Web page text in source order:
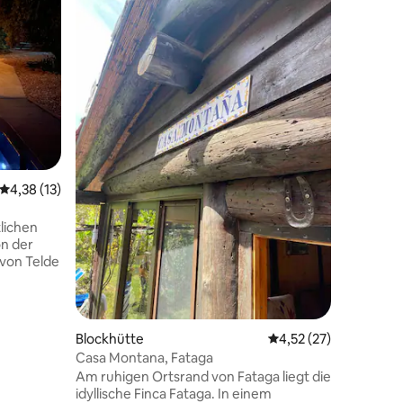
Durchschnittliche Bewertung: 4,38 von 5, 13 Bewertungen
4,38 (13)
der
Telde
Blockhütte Durchschnittliche
4,52 (27)
Casa Montana, Fataga
Am ruhigen Ortsrand von Fataga liegt die
idyllische Finca Fataga. In einem